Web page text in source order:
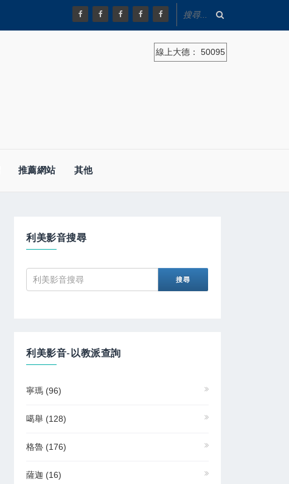
線上大德： 50095
推薦網站 其他
利美影音搜尋
利美影音-以教派查詢
寧瑪 (96)
噶舉 (128)
格魯 (176)
薩迦 (16)